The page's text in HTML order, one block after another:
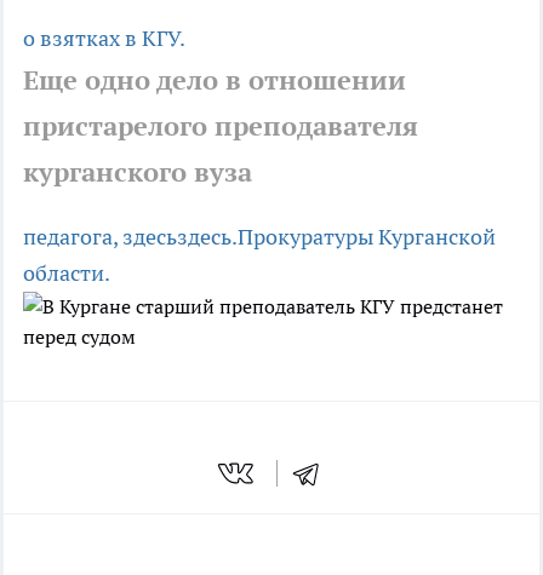
о взятках в КГУ.
Еще одно дело в отношении
пристарелого преподавателя
курганского вуза
педагога, здесьздесь.Прокуратуры Курганской
области.